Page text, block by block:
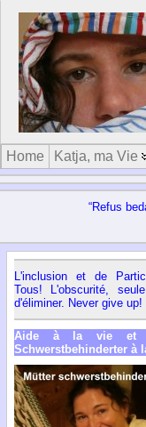
Home Katja, ma Vie
“Refus
L'inclusion et de
Tous! L'obscurité,
d'éliminer. Never give up!
Aide à la vie et
Schwerstbehinderter à